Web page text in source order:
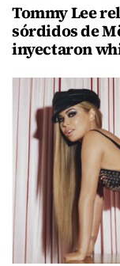
Tommy Lee
sórdidos de
inyectaron